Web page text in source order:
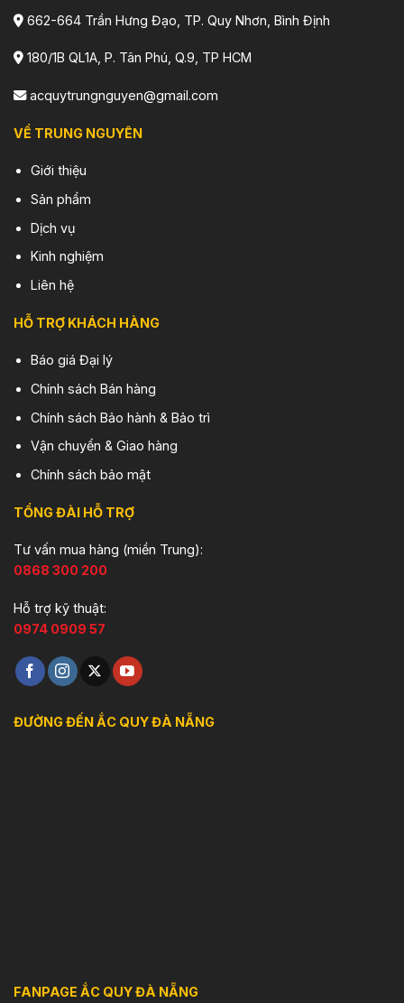
662-664 Trần Hưng Đạo, TP. Quy Nhơn, Bình Định
180/1B QL1A, P. Tân Phú, Q.9, TP HCM
acquytrungnguyen@gmail.com
VỀ TRUNG NGUYÊN
Giới thiệu
Sản phẩm
Dịch vụ
Kinh nghiệm
Liên hệ
HỖ TRỢ KHÁCH HÀNG
Báo giá Đại lý
Chính sách Bán hàng
Chính sách Bảo hành & Bảo trì
Vận chuyển & Giao hàng
Chính sách bảo mật
TỔNG ĐÀI HỖ TRỢ
Tư vấn mua hàng (miền Trung):
0868 300 200
Hỗ trợ kỹ thuật:
0974 0909 57
ĐƯỜNG ĐẾN ẮC QUY ĐÀ NẴNG
FANPAGE ẮC QUY ĐÀ NẴNG